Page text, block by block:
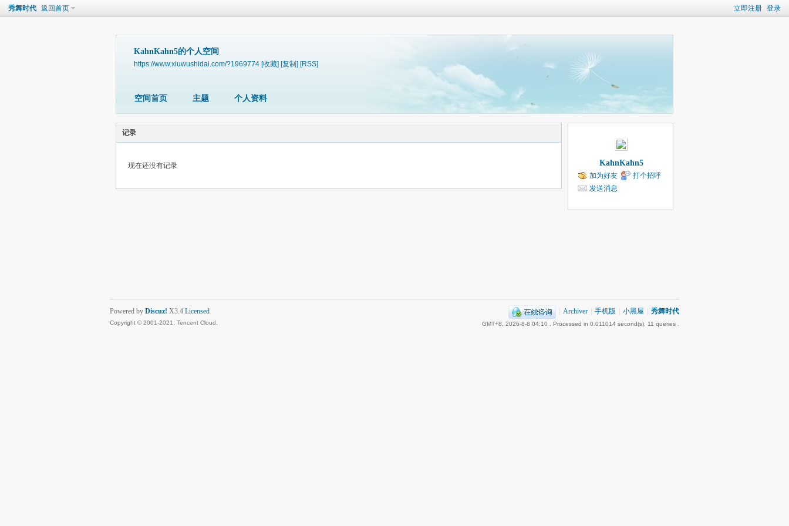
立即注册 登录
秀舞时代 返回首页
KahnKahn5的个人空间
https://www.xiuwushidai.com/?1969774 [收藏] [复制] [RSS]
空间首页 主题 个人资料
记录
现在还没有记录 KahnKahn5
加为好友
打个招呼
发送消息
Archiver 手机版 小黑屋 秀舞时代
GMT+8, 2026-8-8 04:10 , Processed in 0.011014 second(s), 11 queries .
Powered by Discuz! X3.4 Licensed
Copyright © 2001-2021, Tencent Cloud.